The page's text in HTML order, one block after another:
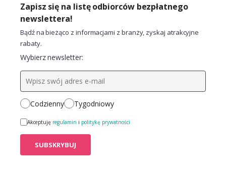
Zapisz się na listę odbiorców bezpłatnego
newslettera!
Bądź na bieżąco z informacjami z branży, zyskaj atrakcyjne
rabaty.
Wybierz newsletter:
Codzienny Tygodniowy
Akceptuję regulamin i politykę prywatności